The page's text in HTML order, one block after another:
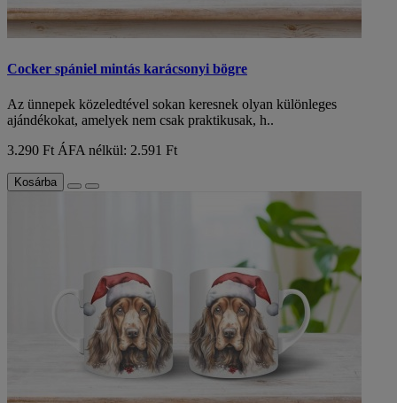
Cocker spániel mintás karácsonyi bögre
Az ünnepek közeledtével sokan keresnek olyan különleges
ajándékokat, amelyek nem csak praktikusak, h..
3.290 Ft ÁFA nélkül: 2.591 Ft
Kosárba